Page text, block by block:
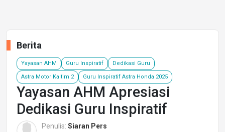
Berita
Yayasan AHM Guru Inspiratif Dedikasi Guru
Astra Motor Kaltim 2 Guru Inspiratif Astra Honda 2025
Yayasan AHM Apresiasi
Dedikasi Guru Inspiratif
Penulis: Siaran Pers